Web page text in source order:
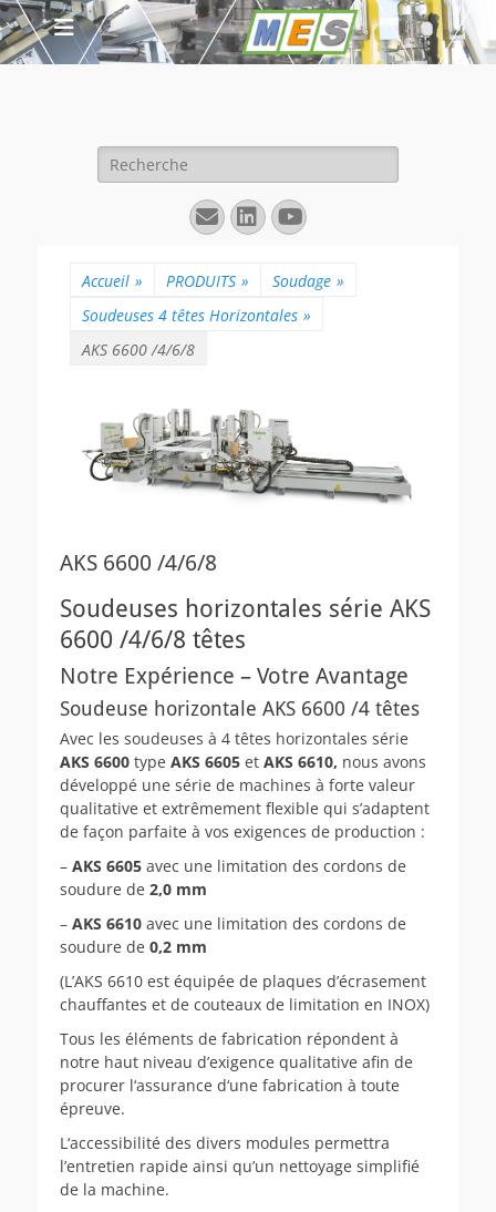
Rechercher :
E-
mail
Linkedin
YouTube
Accueil » PRODUITS » Soudage »
Soudeuses 4 têtes Horizontales »
AKS 6600 /4/6/8
AKS 6600 /4/6/8
Soudeuses horizontales série AKS
6600 /4/6/8 têtes
Notre Expérience – Votre Avantage
Soudeuse horizontale AKS 6600 /4 têtes
Avec les soudeuses à 4 têtes horizontales série
AKS 6600 type AKS 6605 et AKS 6610, nous avons
développé une série de machines à forte valeur
qualitative et extrêmement flexible qui s’adaptent
de façon parfaite à vos exigences de production :
– AKS 6605 avec une limitation des cordons de
soudure de 2,0 mm
– AKS 6610 avec une limitation des cordons de
soudure de 0,2 mm
(L’AKS 6610 est équipée de plaques d’écrasement
chauffantes et de couteaux de limitation en INOX)
Tous les éléments de fabrication répondent à
notre haut niveau d’exigence qualitative afin de
procurer l‘assurance d‘une fabrication à toute
épreuve.
L‘accessibilité des divers modules permettra
l’entretien rapide ainsi qu’un nettoyage simplifié
de la machine.